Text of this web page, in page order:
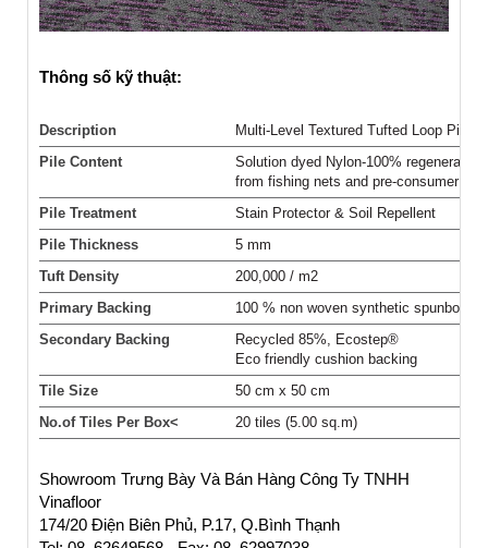
Thông số kỹ thuật:
Description
Multi-Level Textured Tufted Loop Pile
Pile Content
Solution dyed Nylon-100% regenerated
from fishing nets and pre-consumer
Pile Treatment
Stain Protector & Soil Repellent
Pile Thickness
5 mm
Tuft Density
200,000 / m2
Primary Backing
100 % non woven synthetic spunbond
Secondary Backing
Recycled 85%, Ecostep®
Eco friendly cushion backing
Tile Size
50 cm x 50 cm
No.of Tiles Per Box<
20 tiles (5.00 sq.m)
Showroom Trưng Bày Và Bán Hàng Công Ty TNHH
Vinafloor
174/20 Điện Biên Phủ, P.17, Q.Bình Thạnh